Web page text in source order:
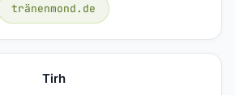
tränenmond.de
Tirh